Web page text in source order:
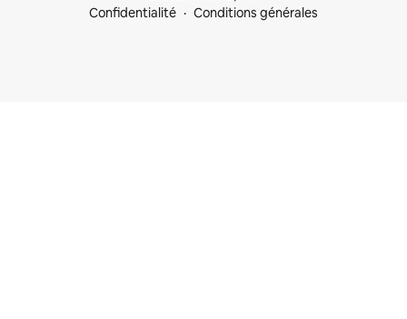
Confidentialité
Conditions générales